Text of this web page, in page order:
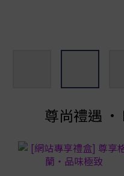
尊尚禮遇 •